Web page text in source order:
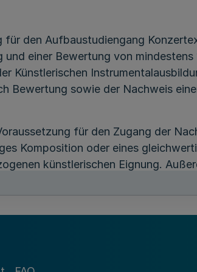
für den Aufbaustudiengang
einer Bewertung von
Künstlerischen
Bewertung sowie der Nachweis
für den Zugang der
Komposition oder eines
künstlerischen Eignung.
Zulassung zum
Hochschule erworben